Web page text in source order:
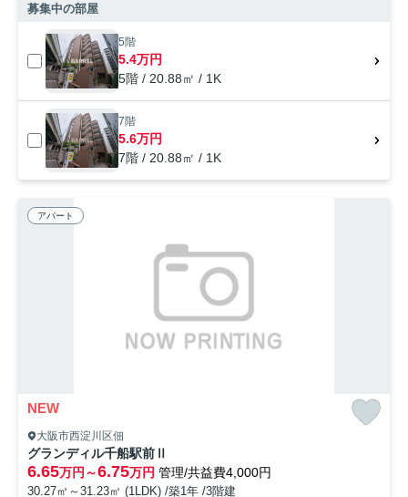
募集中の部屋
5階
5.4万円
5階 / 20.88㎡ / 1K
7階
5.6万円
7階 / 20.88㎡ / 1K
アパート
NEW
大阪市西淀川区佃
グランディル千船駅前Ⅱ
6.65万円～6.75万円 管理/共益費4,000円
30.27㎡～31.23㎡ (1LDK) /築1年 /3階建